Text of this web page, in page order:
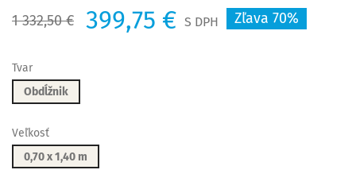
1 332,50 € 399,75 € S DPH Zľava 70%
Tvar
Obdĺžnik
Veľkosť
0,70 x 1,40 m